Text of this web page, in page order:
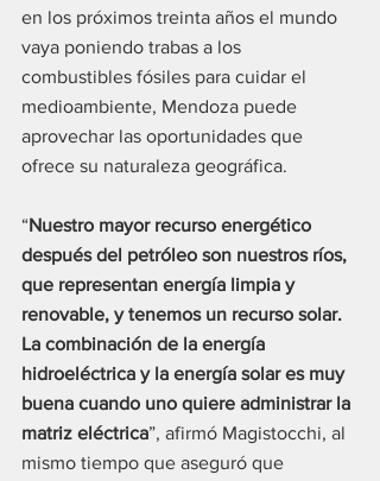
en los próximos treinta años el mundo
vaya poniendo trabas a los
combustibles fósiles para cuidar el
medioambiente, Mendoza puede
aprovechar las oportunidades que
ofrece su naturaleza geográfica.
“ Nuestro mayor recurso energético
después del petróleo son nuestros ríos,
que representan energía limpia y
renovable, y tenemos un recurso solar.
La combinación de la energía
hidroeléctrica y la energía solar es muy
buena cuando uno quiere administrar la
matriz eléctrica”, afirmó Magistocchi, al
mismo tiempo que aseguró que